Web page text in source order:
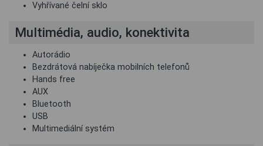
Vyhřívané čelní sklo
Multimédia, audio, konektivita
Autorádio
Bezdrátová nabíječka mobilních telefonů
Hands free
AUX
Bluetooth
USB
Multimediální systém